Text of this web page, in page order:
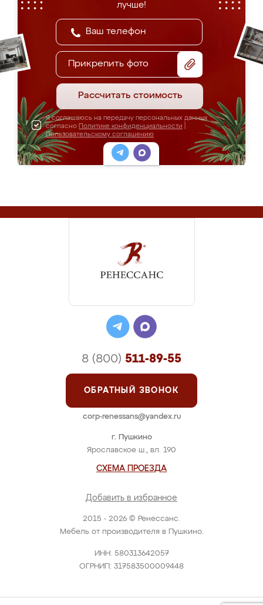
лучше!
Прикрепить фото
Рассчитать стоимость
Я соглашаюсь на передачу персональных данных
согласно Политике конфиденциальности
Пользовательскому соглашению
2015 - 2026 © Ренессанс.
Мебель от производителя в Пушкино.
ИНН: 580313642057
ОГРНИП: 317583500009448
г. Пушкино
Ярославское ш., вл. 190
СХЕМА ПРОЕЗДА
Добавить в избранное
8 (800) 511-89-55
ОБРАТНЫЙ ЗВОНОК
corp-renessans@yandex.ru